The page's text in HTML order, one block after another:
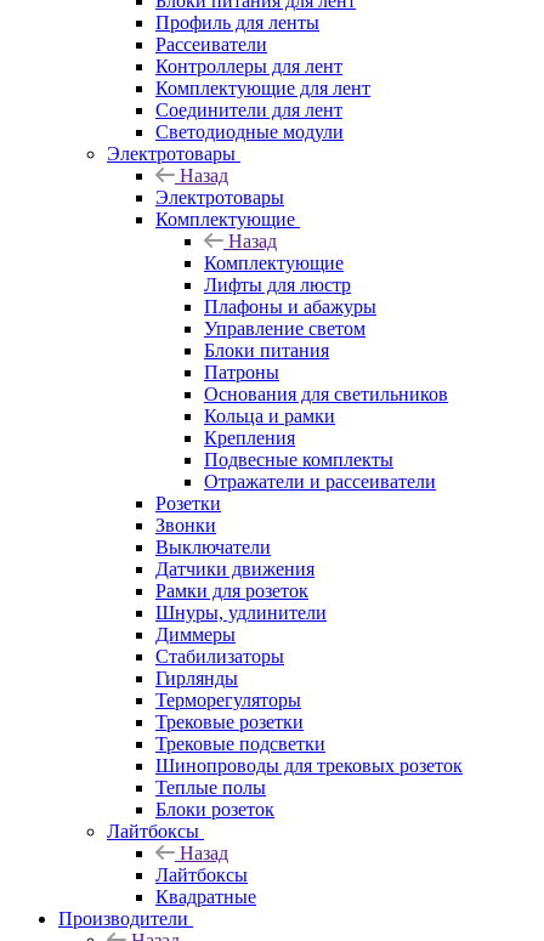
Профиль для ленты
Рассеиватели
Контроллеры для лент
Комплектующие для лент
Соединители для лент
Светодиодные модули
Электротовары
Назад
Электротовары
Комплектующие
Назад
Комплектующие
Лифты для люстр
Плафоны и абажуры
Управление светом
Блоки питания
Патроны
Основания для светильников
Кольца и рамки
Крепления
Подвесные комплекты
Отражатели и рассеиватели
Розетки
Звонки
Выключатели
Датчики движения
Рамки для розеток
Шнуры, удлинители
Диммеры
Стабилизаторы
Гирлянды
Терморегуляторы
Трековые розетки
Трековые подсветки
Шинопроводы для трековых розеток
Теплые полы
Блоки розеток
Лайтбоксы
Назад
Лайтбоксы
Квадратные
Производители